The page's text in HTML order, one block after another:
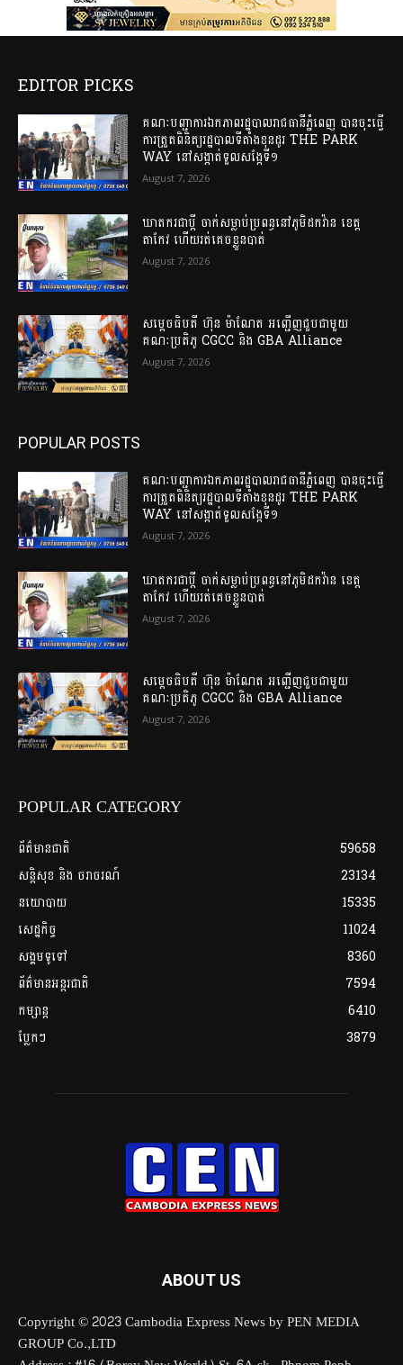
EDITOR PICKS
គណៈបញ្ជាការឯកភាពរដ្ឋបាលរាជធានីភ្នំពេញ បានចុះធ្វើ
ការត្រួតពិនិត្យរដ្ឋបាលទីតាំងខុនដូរ THE PARK
WAY នៅសង្កាត់ទួលសង្កែទី១
August 7, 2026
ឃាតករជាប្តី ចាក់សម្លាប់ប្រពន្ធនៅភូមិដកវ៉ាន ខេត្ត
តាកែវ ហើយរត់គេច​ខ្លួន​បាត់
August 7, 2026
សម្តេចធិបតី ហ៊ុន ម៉ាណែត អញ្ជើញជួបជាមួយ
គណៈប្រតិភូ CGCC និង GBA Alliance
August 7, 2026
POPULAR POSTS
គណៈបញ្ជាការឯកភាពរដ្ឋបាលរាជធានីភ្នំពេញ បានចុះធ្វើ
ការត្រួតពិនិត្យរដ្ឋបាលទីតាំងខុនដូរ THE PARK
WAY នៅសង្កាត់ទួលសង្កែទី១
August 7, 2026
ឃាតករជាប្តី ចាក់សម្លាប់ប្រពន្ធនៅភូមិដកវ៉ាន ខេត្ត
តាកែវ ហើយរត់គេច​ខ្លួន​បាត់
August 7, 2026
សម្តេចធិបតី ហ៊ុន ម៉ាណែត អញ្ជើញជួបជាមួយ
គណៈប្រតិភូ CGCC និង GBA Alliance
August 7, 2026
POPULAR CATEGORY
ព័ត៌មានជាតិ
59658
សន្តិសុខ និង ចរាចរណ៍
23134
នយោបាយ
15335
សេដ្ឋកិច្ច
11024
សង្គមទូទៅ
8360
ព័ត៌មានអន្តរជាតិ
7594
កម្សាន្ត
6410
ប្លែកៗ
3879
ABOUT US
Copyright © 2023 Cambodia Express News by PEN MEDIA
GROUP Co.,LTD